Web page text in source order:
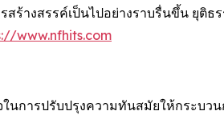
ร้างสรรค์เป็นไปอย่างราบรื่นขึ้น ยุติธ
www.nfhits.com
นการปรับปรุงความทันสมัยให้กระบวน